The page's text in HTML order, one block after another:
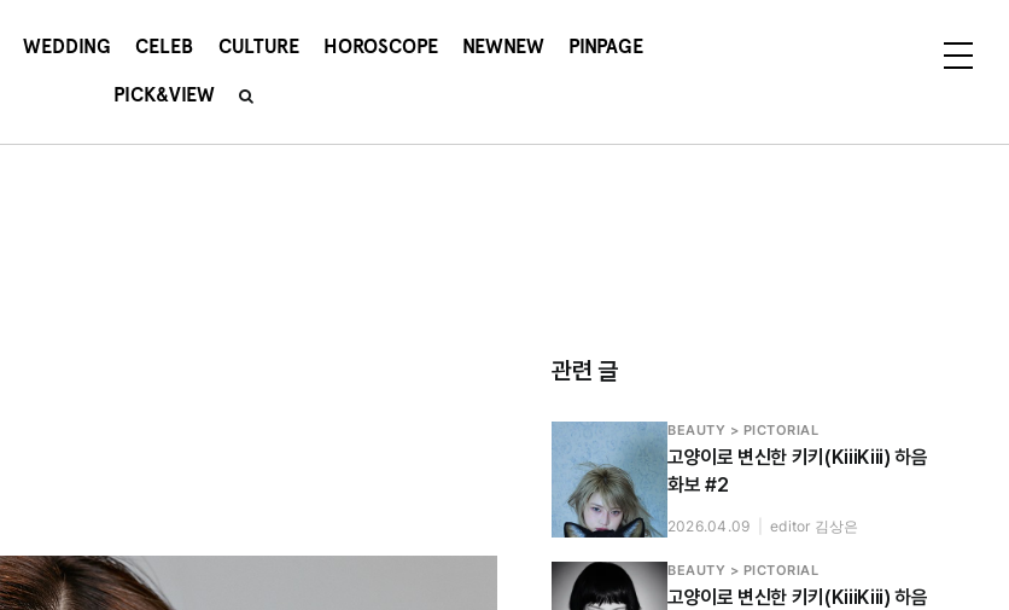
WEDDING CELEB CULTURE HOROSCOPE NEWNEW PINPAGE
PICK&VIEW
관련 글
BEAUTY > PICTORIAL
고양이로 변신한 키키(KiiiKiii) 하음
화보 #2
2026.04.09 editor 김상은
BEAUTY > PICTORIAL
고양이로 변신한 키키(KiiiKiii) 하음